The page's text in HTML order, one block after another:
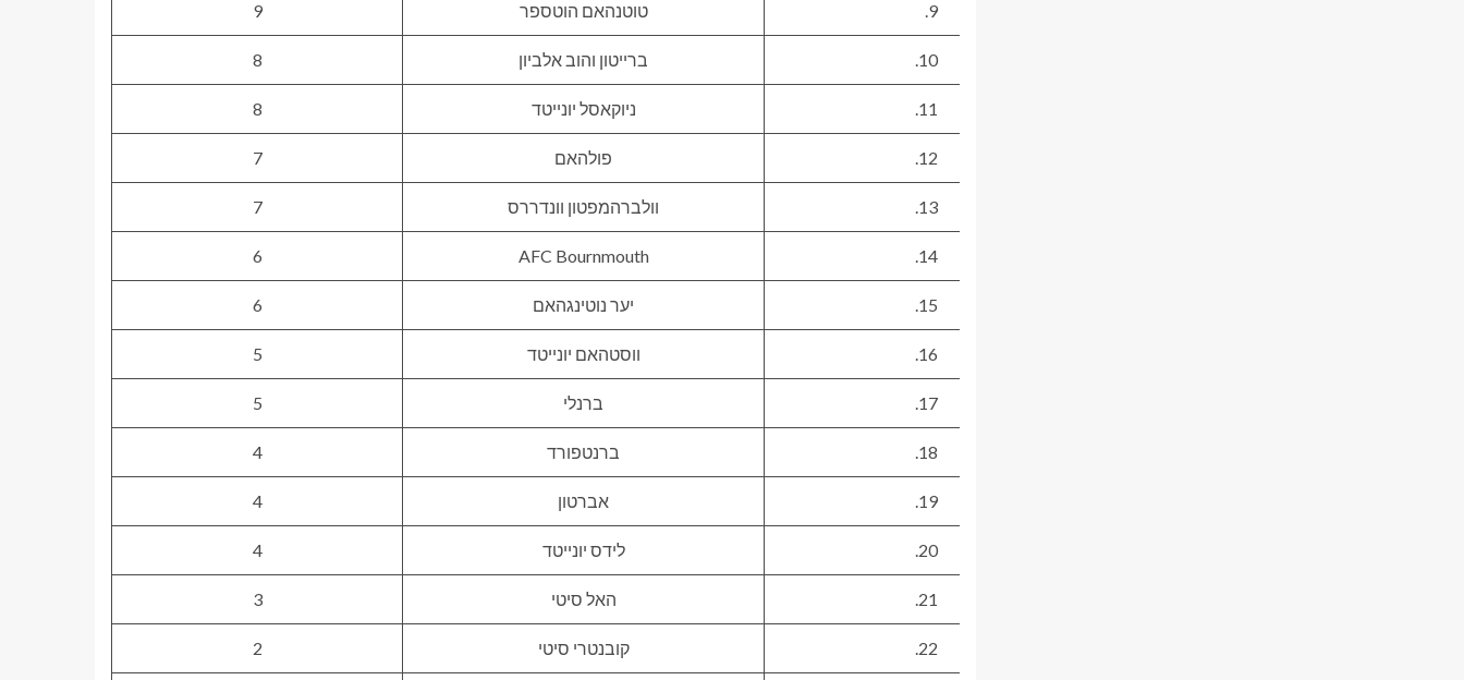
9. טוטנהאם הוטספר 9
10. ברייטון והוב אלביון 8
11. ניוקאסל יונייטד 8
12. פולהאם 7
13. וולברהמפטון וונדררס 7
14.
AFC Bournmouth
6
15. יער נוטינגהאם 6
16. ווסטהאם יונייטד 5
17. ברנלי 5
18. ברנטפורד 4
19. אברטון 4
20. לידס יונייטד 4
21. האל סיטי 3
22. קובנטרי סיטי 2